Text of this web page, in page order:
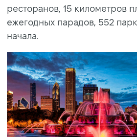
ресторанов, 15 километров
ежегодных парадов, 552
начала.